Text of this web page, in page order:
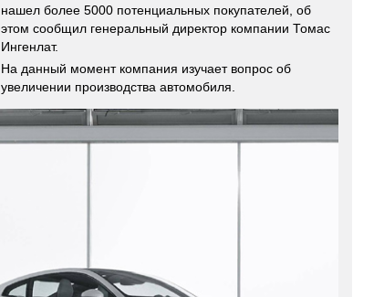
нашел более 5000 потенциальных покупателей, об
этом сообщил генеральный директор компании Томас
Ингенлат.
На данный момент компания изучает вопрос об
увеличении производства автомобиля.